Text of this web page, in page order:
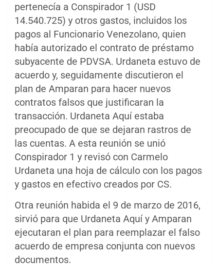
pertenecía a Conspirador 1 (USD
14.540.725) y otros gastos, incluidos los
pagos al Funcionario Venezolano, quien
había autorizado el contrato de préstamo
subyacente de PDVSA. Urdaneta estuvo de
acuerdo y, seguidamente discutieron el
plan de Amparan para hacer nuevos
contratos falsos que justificaran la
transacción. Urdaneta Aquí estaba
preocupado de que se dejaran rastros de
las cuentas. A esta reunión se unió
Conspirador 1 y revisó con Carmelo
Urdaneta una hoja de cálculo con los pagos
y gastos en efectivo creados por CS.
Otra reunión habida el 9 de marzo de 2016,
sirvió para que Urdaneta Aquí y Amparan
ejecutaran el plan para reemplazar el falso
acuerdo de empresa conjunta con nuevos
documentos.